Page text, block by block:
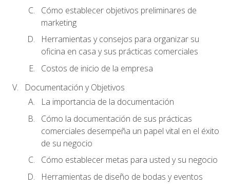
Cómo establecer objetivos preliminares de
marketing
Herramientas y consejos para organizar su
oficina en casa y sus prácticas comerciales
Costos de inicio de la empresa
Documentación y Objetivos
La importancia de la documentación
Cómo la documentación de sus prácticas
comerciales desempeña un papel vital en el éxito
de su negocio
Cómo establecer metas para usted y su negocio
Herramientas de diseño de bodas y eventos